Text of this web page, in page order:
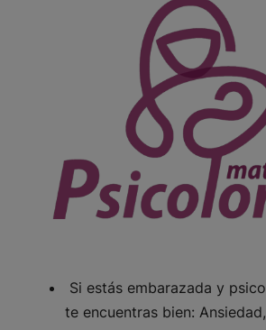
Si estás embarazada y
te encuentras bien: